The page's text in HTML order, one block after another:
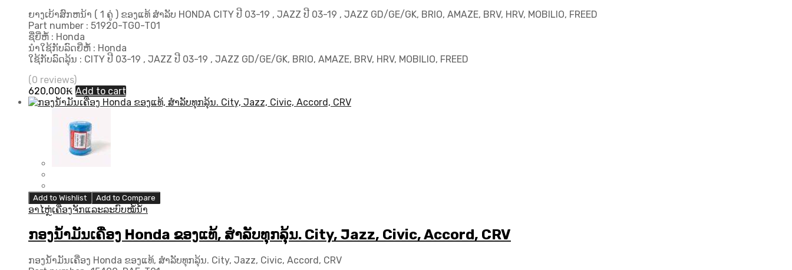
ຍາງເບ້າສົກຫນ້າ ( 1 ຄູ່ ) ຂອງແທ້ ສຳລັບ HONDA CITY ປີ 03-19 , JAZZ ປີ 03-19 , JAZZ GD/GE/GK, BRIO, AMAZE, BRV, HRV, MOBILIO, FREED
Part number : 51920-TG0-T01
ຊື່ຍີ່ຫໍ້ : Honda
ນຳໃຊ້ກັບລົດຍີ່ຫໍ້ : Honda
ໃຊ້ກັບລົດລຸ້ນ : CITY ປີ 03-19 , JAZZ ປີ 03-19 , JAZZ GD/GE/GK, BRIO, AMAZE, BRV, HRV, MOBILIO, FREED
(0 reviews)
620,000₭ Add to cart
Add to Wishlist Add to Compare
ອາໄຫຼ່ເຄື່ອງຈັກແລະລະບົບໝໍ້ນ້ຳ
ກອງນ​້ຳ​ມັນເຄື່ອງ Honda ຂອງ​ແທ້​, ​ສໍາ​ລັບ​ທຸກ​ລຸ້ນ​. City, Jazz, Civic, Accord, CRV
ກອງນ​້ຳ​ມັນເຄື່ອງ Honda ຂອງ​ແທ້​, ​ສໍາ​ລັບ​ທຸກ​ລຸ້ນ​. City, Jazz, Civic, Accord, CRV